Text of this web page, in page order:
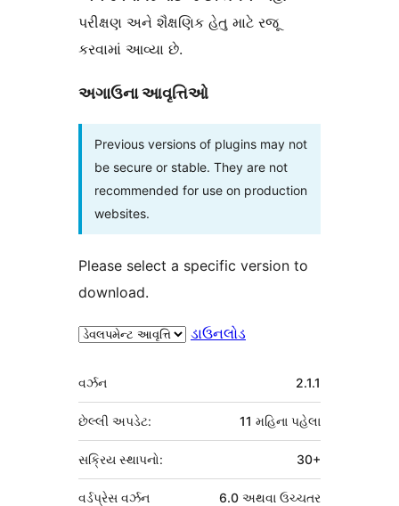
પરીક્ષણ અને શૈક્ષણિક હેતુ માટે રજૂ
કરવામાં આવ્યા છે.
અગાઉના આવૃત્તિઓ
Previous versions of plugins may not
be secure or stable. They are not
recommended for use on production
websites.
Please select a specific version to
download.
ડાઉનલોડ
મેટા
વર્ઝન 2.1.1
છેલ્લી અપડેટ: 11 મહિના પહેલા
સક્રિય સ્થાપનો: 30+
વર્ડપ્રેસ વર્ઝન 6.0 અથવા ઉચ્ચતર